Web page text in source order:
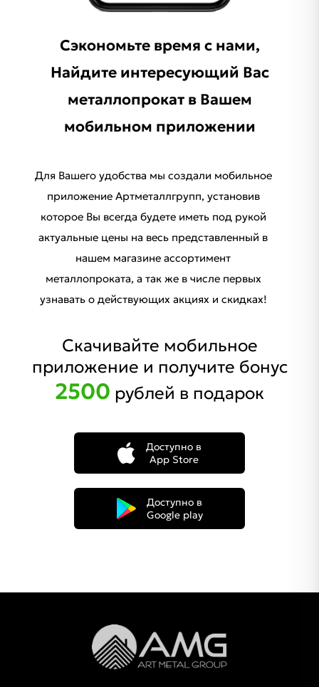
Сэкономьте время с нами,
Найдите интересующий Ваc
металлопрокат в Вашем
мобильном приложении
Для Вашего удобства мы создали мобильное
приложение Артметаллгрупп, установив
которое Вы всегда будете иметь под рукой
актуальные цены на весь представленный в
нашем магазине ассортимент
металлопроката, а так же в числе первых
узнавать о действующих акциях и скидках!
Скачивайте мобильное
приложение и получите бонус
2500 рублей в подарок
Доступно в
App Store
Доступно в
Google play